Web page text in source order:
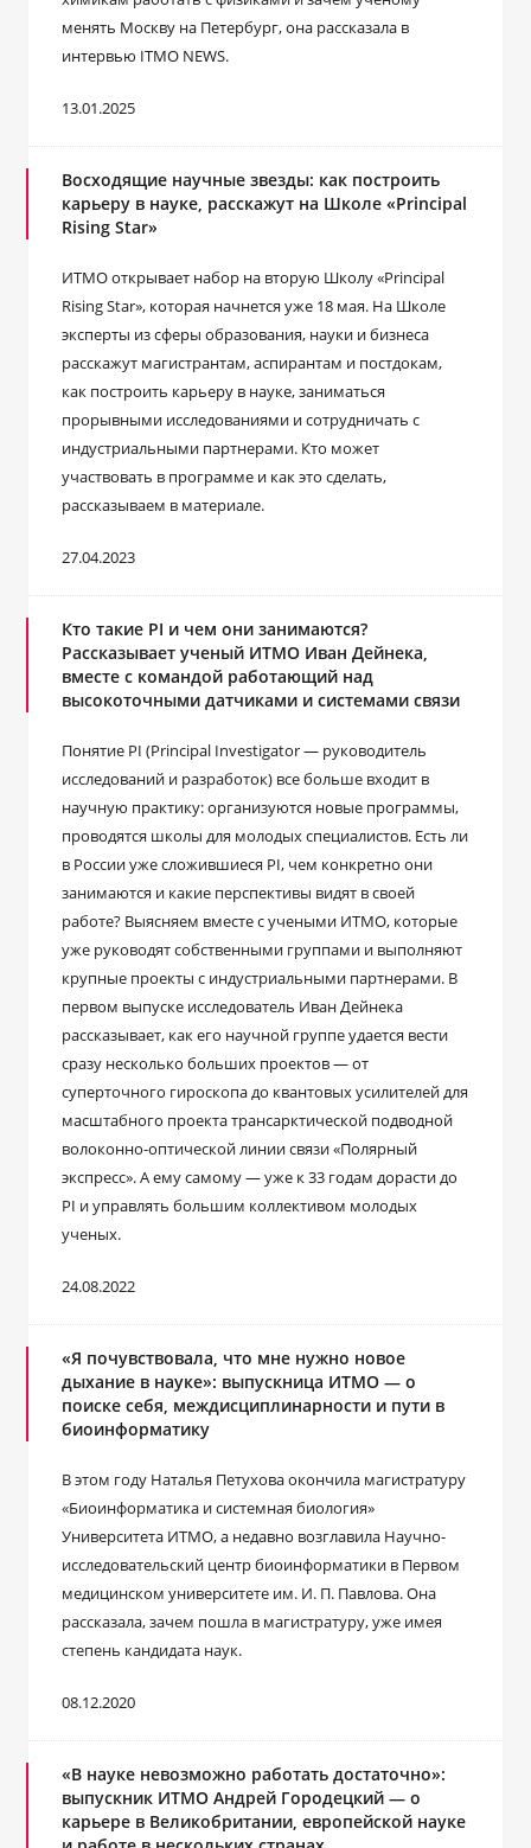
менять Москву на Петербург, она рассказала в
интервью ITMO NEWS.
13.01.2025
Восходящие научные звезды: как построить
карьеру в науке, расскажут на Школе «Principal
Rising Star»
ИТМО открывает набор на вторую Школу «Principal
Rising Star», которая начнется уже 18 мая. На Школе
эксперты из сферы образования, науки и бизнеса
расскажут магистрантам, аспирантам и постдокам,
как построить карьеру в науке, заниматься
прорывными исследованиями и сотрудничать с
индустриальными партнерами. Кто может
участвовать в программе и как это сделать,
рассказываем в материале.
27.04.2023
Кто такие PI и чем они занимаются?
Рассказывает ученый ИТМО Иван Дейнека,
вместе с командой работающий над
высокоточными датчиками и системами связи
Понятие PI (Principal Investigator ― руководитель
исследований и разработок) все больше входит в
научную практику: организуются новые программы,
проводятся школы для молодых специалистов. Есть ли
в России уже сложившиеся PI, чем конкретно они
занимаются и какие перспективы видят в своей
работе? Выясняем вместе с учеными ИТМО, которые
уже руководят собственными группами и выполняют
крупные проекты с индустриальными партнерами. В
первом выпуске исследователь Иван Дейнека
рассказывает, как его научной группе удается вести
сразу несколько больших проектов ― от
суперточного гироскопа до квантовых усилителей для
масштабного проекта трансарктической подводной
волоконно-оптической линии связи «Полярный
экспресс». А ему самому ― уже к 33 годам дорасти до
PI и управлять большим коллективом молодых
ученых.
24.08.2022
«Я почувствовала, что мне нужно новое
дыхание в науке»: выпускница ИТМО — о
поиске себя, междисциплинарности и пути в
биоинформатику
В этом году Наталья Петухова окончила магистратуру
«Биоинформатика и системная биология»
Университета ИТМО, а недавно возглавила Научно-
исследовательский центр биоинформатики в Первом
медицинском университете им. И. П. Павлова. Она
рассказала, зачем пошла в магистратуру, уже имея
степень кандидата наук.
08.12.2020
«В науке невозможно работать достаточно»:
выпускник ИТМО Андрей Городецкий ― о
карьере в Великобритании, европейской науке